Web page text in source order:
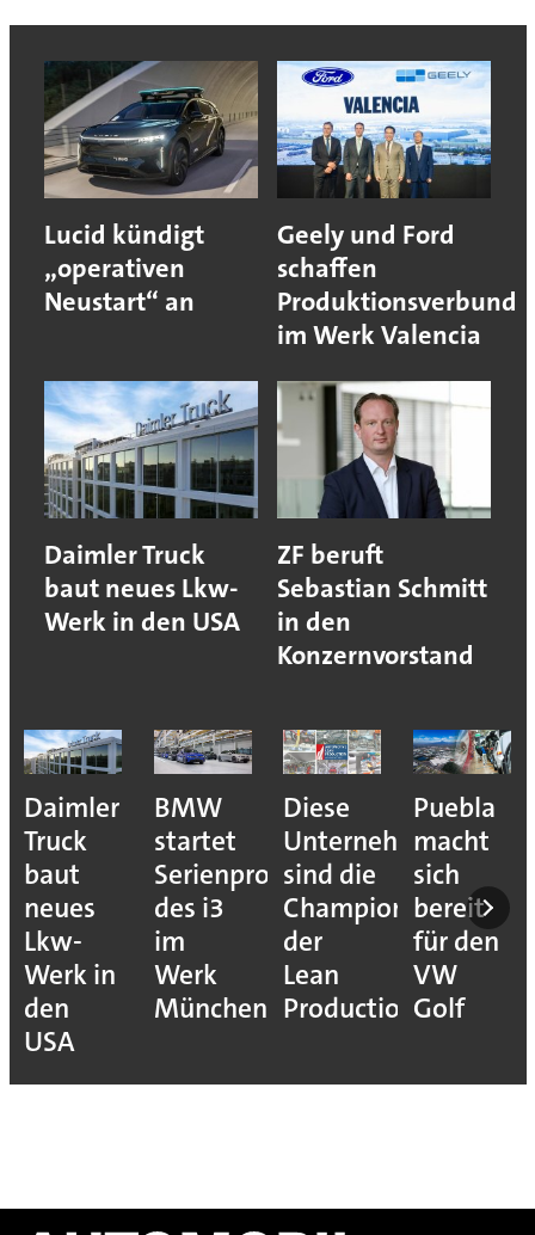
Lucid kündigt
„operativen
Neustart“ an
Geely und Ford
schaffen
Produktionsverbund
im Werk Valencia
Daimler Truck
baut neues Lkw-
Werk in den USA
ZF beruft
Sebastian Schmitt
in den
Konzernvorstand
Daimler
Truck
baut
neues
Lkw-
Werk in
den
USA
BMW
startet
Serienproduktion
des i3
im
Werk
München
Diese
Unternehmen
sind die
Champions
der
Lean
Production
Puebla
macht
sich
bereit
für den
VW
Golf